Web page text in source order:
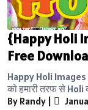
{Happy Holi
Free
Happy Holi Images
को हमारी तरफ से Holi
By Randy |